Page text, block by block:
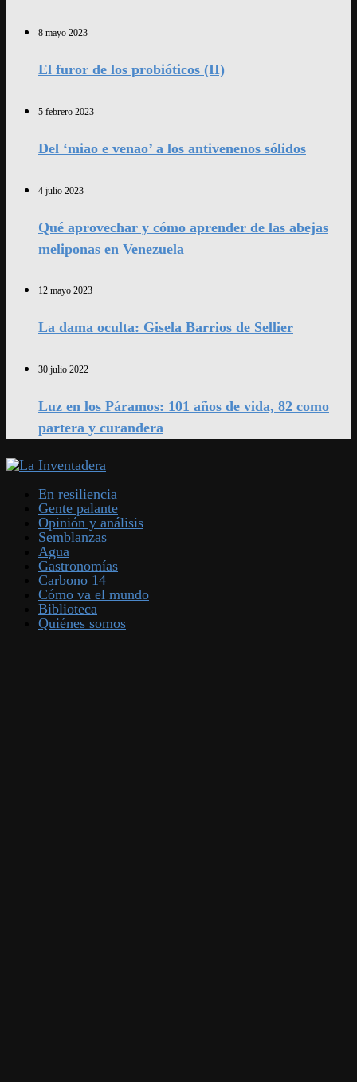
8 mayo 2023
El furor de los probióticos (II)
5 febrero 2023
Del ‘miao e venao’ a los antivenenos sólidos
4 julio 2023
Qué aprovechar y cómo aprender de las abejas
meliponas en Venezuela
12 mayo 2023
La dama oculta: Gisela Barrios de Sellier
30 julio 2022
Luz en los Páramos: 101 años de vida, 82 como
partera y curandera
En resiliencia
Gente palante
Opinión y análisis
Semblanzas
Agua
Gastronomías
Carbono 14
Cómo va el mundo
Biblioteca
Quiénes somos